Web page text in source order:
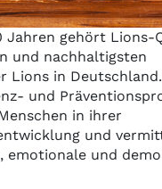
Jahren gehört Lions-
und nachhaltigsten
Lions in
und
in ihrer
und
emotionale und